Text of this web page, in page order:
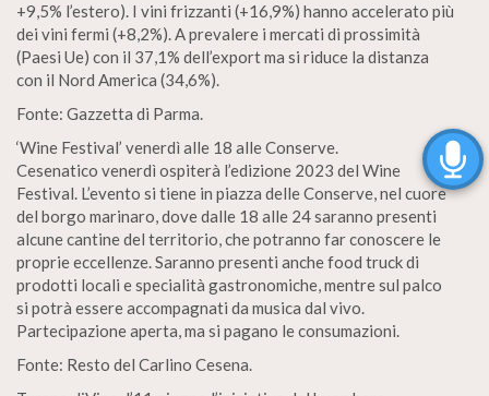
+9,5% l’estero). I vini frizzanti (+16,9%) hanno accelerato più
dei vini fermi (+8,2%). A prevalere i mercati di prossimità
(Paesi Ue) con il 37,1% dell’export ma si riduce la distanza
con il Nord America (34,6%).
Fonte: Gazzetta di Parma.
‘Wine Festival’ venerdì alle 18 alle Conserve.
Cesenatico venerdì ospiterà l’edizione 2023 del Wine
Festival. L’evento si tiene in piazza delle Conserve, nel cuore
del borgo marinaro, dove dalle 18 alle 24 saranno presenti
alcune cantine del territorio, che potranno far conoscere le
proprie eccellenze. Saranno presenti anche food truck di
prodotti locali e specialità gastronomiche, mentre sul palco
si potrà essere accompagnati da musica dal vivo.
Partecipazione aperta, ma si pagano le consumazioni.
Fonte: Resto del Carlino Cesena.